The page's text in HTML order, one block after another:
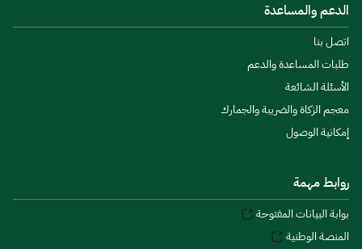
الدعم والمساعدة
اتصل بنا
طلبات المساعدة والدعم
الأسئلة الشائعة
معجم الزكاة والضريبة والجمارك
إمكانية الوصول
روابط مهمة
بوابة البيانات المفتوحة
المنصة الوطنية